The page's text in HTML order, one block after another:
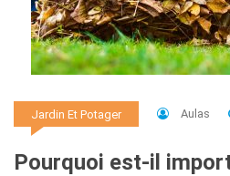
Jardin Et Potager Aulas
Pourquoi est-il